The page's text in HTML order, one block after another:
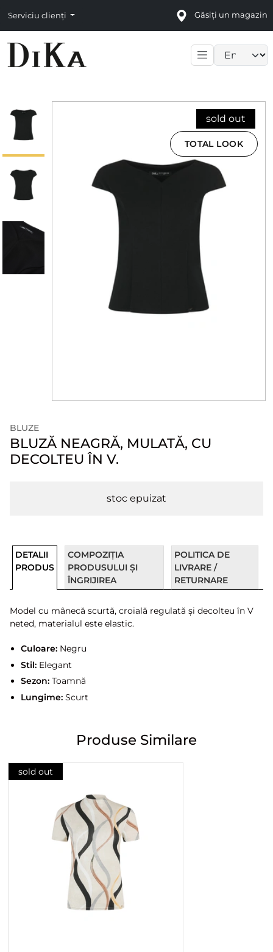
Serviciu clienți Găsiți un magazin
sold out
TOTAL LOOK
BLUZE
BLUZĂ NEAGRĂ, MULATĂ, CU
DECOLTEU ÎN V.
stoc epuizat
DETALII
PRODUS
COMPOZIȚIA
PRODUSULUI ȘI
ÎNGRIJIREA
POLITICA DE
LIVRARE /
RETURNARE
Model cu mânecă scurtă, croială regulată și decolteu în V
neted, materialul este elastic.
Culoare:Negru
Stil:Elegant
Sezon:Toamnă
Lungime:Scurt
Produse Similare
sold out